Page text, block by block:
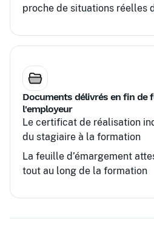
proche de situations réelles
Documents délivrés en fin de
l'employeur
Le certificat de réalisation
du stagiaire à la formation
La feuille d’émargement
tout au long de la formation